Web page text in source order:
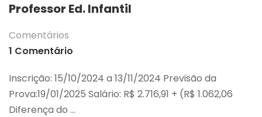
Professor Ed. Infantil
Comentários
1 Comentário
Inscrição: 15/10/2024 a 13/11/2024 Previsão da
Prova:19/01/2025 Salário: R$ 2.716,91 + (R$ 1.062,06
Diferença do …